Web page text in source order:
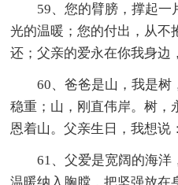
59、您的臂膀，撑起一
光的温暖；您的付出，从不
还；父亲的爱永在你我身边
60、爸爸是山，我是树
稳重；山，刚直伟岸。树，
恩着山。父亲生日，我想说
61、父爱是宽阔的海洋
温暖纳入胸膛，把坚强放在